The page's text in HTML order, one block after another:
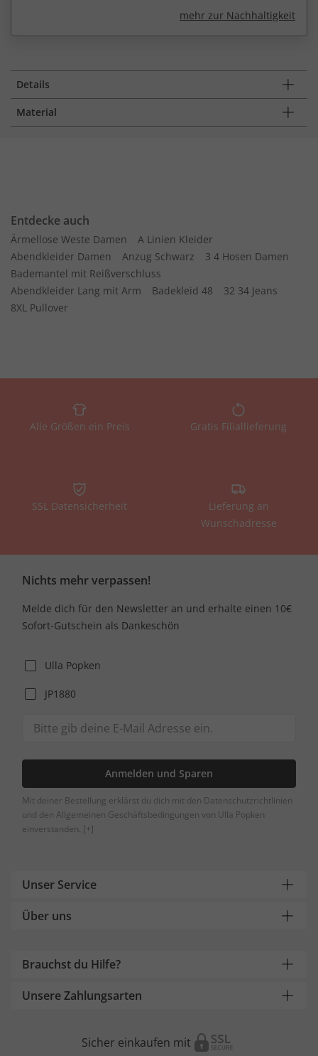
mehr zur Nachhaltigkeit
Details
Material
Entdecke auch
Ärmellose Weste Damen
A Linien Kleider
Abendkleider Damen
Anzug Schwarz
3 4 Hosen Damen
Bademantel mit Reißverschluss
Abendkleider Lang mit Arm
Badekleid 48
32 34 Jeans
8XL Pullover
Alle Größen ein Preis Gratis Filiallieferung
SSL Datensicherheit
Lieferung an
Wunschadresse
Nichts mehr verpassen!
Melde dich für den Newsletter an und erhalte einen 10€
Sofort-Gutschein als Dankeschön
Ulla Popken
JP1880
Anmelden und Sparen
Mit deiner Bestellung erklärst du dich mit den Datenschutzrichtlinien
und den Allgemeinen Geschäftsbedingungen von Ulla Popken
einverstanden. [+]
Unser Service
Über uns
Brauchst du Hilfe?
Unsere Zahlungsarten
Sicher einkaufen mit